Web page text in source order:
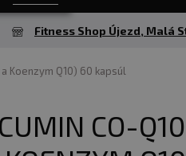
Fitness Shop Újezd, Malá
Koenzym Q10) 60 kapsúl
CO-Q10